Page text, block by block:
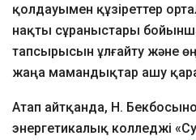
қолдауымен құзіреттер
нақты сұраныстары
тапсырысын ұлғайту және
жаңа мамандықтар ашу
Атап айтқанда, Н.
энергетикалық колледжі